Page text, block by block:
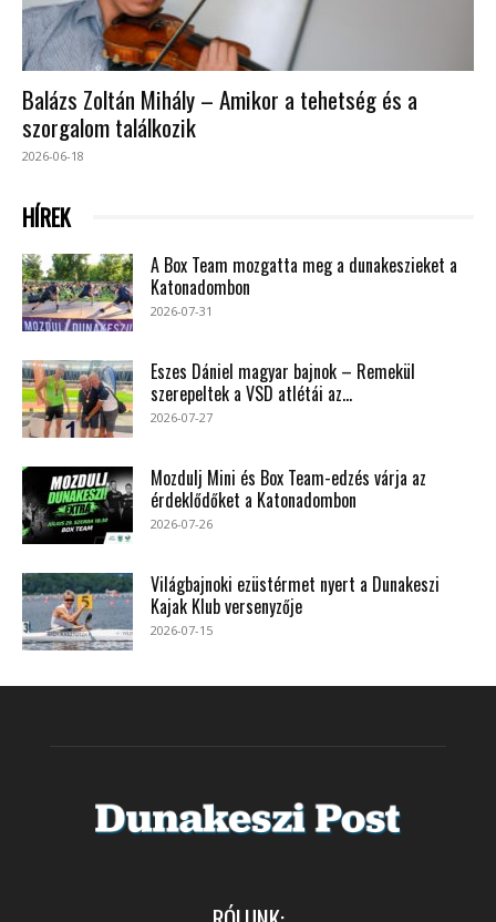
Balázs Zoltán Mihály – Amikor a tehetség és a
szorgalom találkozik
2026-06-18
HÍREK
A Box Team mozgatta meg a dunakeszieket a
Katonadombon
2026-07-31
Eszes Dániel magyar bajnok – Remekül
szerepeltek a VSD atlétái az...
2026-07-27
Mozdulj Mini és Box Team-edzés várja az
érdeklődőket a Katonadombon
2026-07-26
Világbajnoki ezüstérmet nyert a Dunakeszi
Kajak Klub versenyzője
2026-07-15